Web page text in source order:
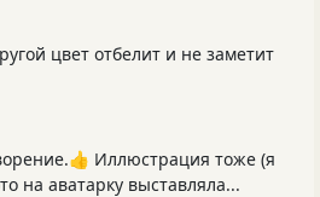
цвет отбелит и не заметит
Иллюстрация тоже (я
на аватарку выставляла...